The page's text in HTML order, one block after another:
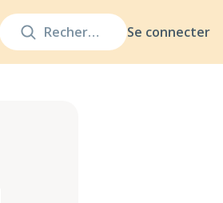
Se connecter